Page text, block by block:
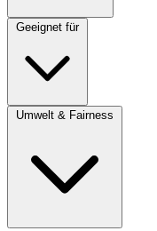
Geeignet für
Umwelt & Fairness